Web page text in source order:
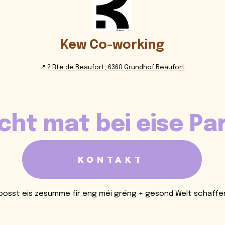
Kew Co-working
📍 2 Rte de Beaufort, 6360 Grundhof Beaufort
mat bei eise
Kontakt
eis zesumme fir eng méi gréng + gesond Welt